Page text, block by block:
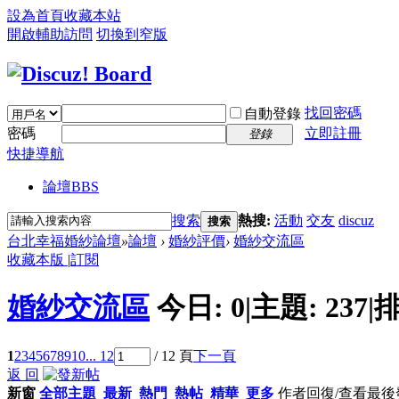
設為首頁收藏本站
開啟輔助訪問 切換到窄版
自動登錄 找回密碼
密碼
登錄
立即註冊
快捷導航
論壇BBS
搜索 搜索 熱搜: 活動 交友 discuz
台北幸福婚紗論壇»論壇 › 婚紗評價› 婚紗交流區
收藏本版 |訂閱
婚紗交流區 今日: 0|主題: 237|
12345678910... 12 / 12 頁下一頁
返 回
新窗 全部主題 最新 熱門 熱帖 精華 更多 作者回復/查看最後